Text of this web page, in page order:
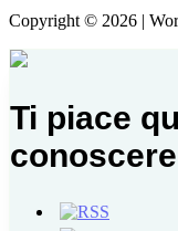
Copyright © 2026 |
Ti piace
conoscere